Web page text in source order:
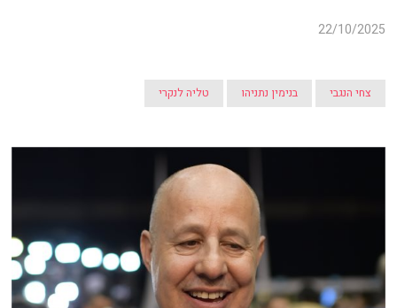
22/10/2025
צחי הנגבי בנימין נתניהו טליה לנקרי